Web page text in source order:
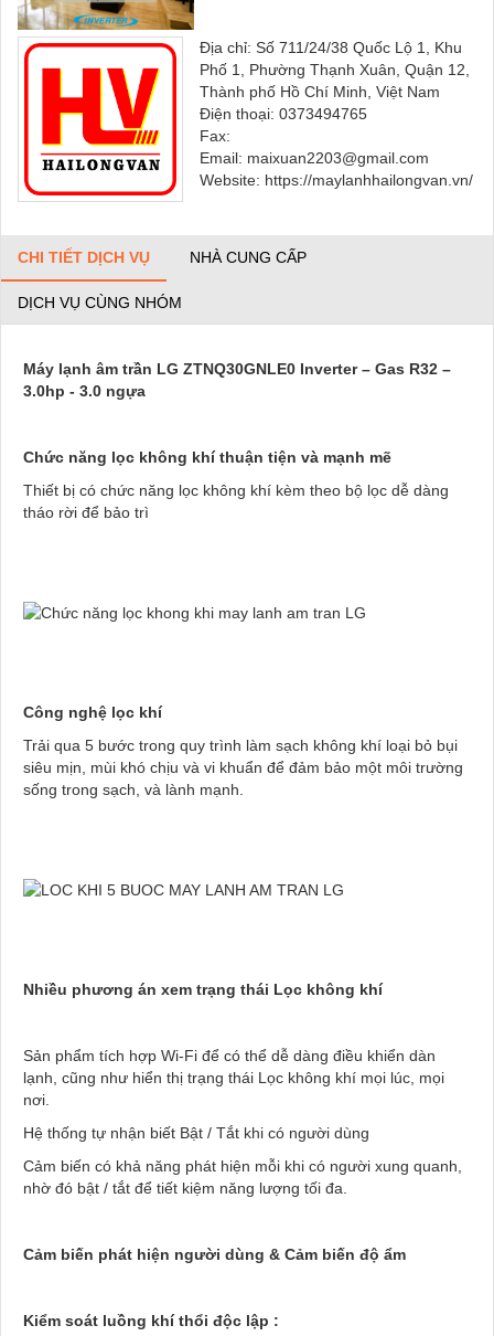
Địa chỉ: Số 711/24/38 Quốc Lộ 1, Khu
Phố 1, Phường Thạnh Xuân, Quận 12,
Thành phố Hồ Chí Minh, Việt Nam
Điện thoại: 0373494765
Fax:
Email: maixuan2203@gmail.com
Website: https://maylanhhailongvan.vn/
CHI TIẾT DỊCH VỤ NHÀ CUNG CẤP
DỊCH VỤ CÙNG NHÓM
Máy lạnh âm trần LG ZTNQ30GNLE0 Inverter – Gas R32 –
3.0hp - 3.0 ngựa
Chức năng lọc không khí thuận tiện và mạnh mẽ
Thiết bị có chức năng lọc không khí kèm theo bộ lọc dễ dàng
tháo rời để bảo trì
Công nghệ lọc khí
Trải qua 5 bước trong quy trình làm sạch không khí loại bỏ bụi
siêu mịn, mùi khó chịu và vi khuẩn để đảm bảo một môi trường
sống trong sạch, và lành mạnh.
Nhiều phương án xem trạng thái Lọc không khí
Sản phẩm tích hợp Wi-Fi để có thể dễ dàng điều khiển dàn
lạnh, cũng như hiển thị trạng thái Lọc không khí mọi lúc, mọi
nơi.
Hệ thống tự nhận biết Bật / Tắt khi có người dùng
Cảm biến có khả năng phát hiện mỗi khi có người xung quanh,
nhờ đó bật / tắt để tiết kiệm năng lượng tối đa.
Cảm biến phát hiện người dùng & Cảm biến độ ẩm
Kiểm soát luồng khí thổi độc lập :